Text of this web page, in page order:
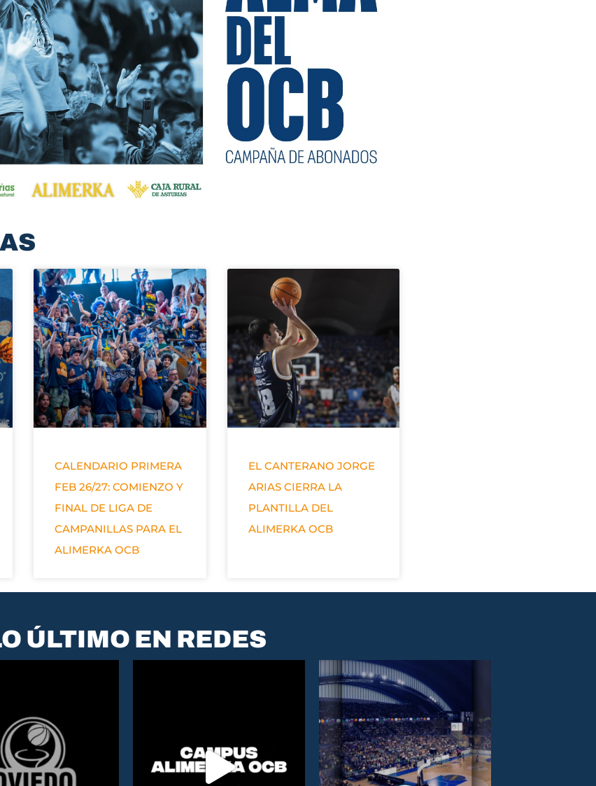
CALENDARIO PRIMERA
FEB 26/27: COMIENZO Y
FINAL DE LIGA DE
CAMPANILLAS PARA EL
ALIMERKA OCB
EL CANTERANO JORGE
ARIAS CIERRA LA
PLANTILLA DEL
ALIMERKA OCB
ÚLTIMO EN REDES